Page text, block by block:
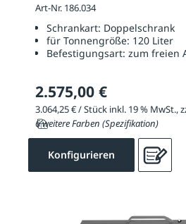
Art-Nr. 186.034
Schrankart: Doppelschrank
für Tonnengröße: 120 Liter
Befestigungsart: zum freien
2.575,00 €
6 weitere Farben (Spezifikation)
Konfigurieren